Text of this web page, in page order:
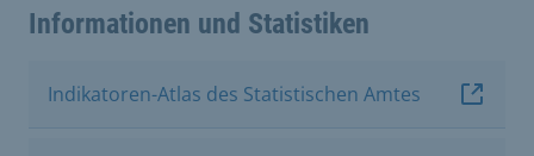
Informationen und Statistiken
Indikatoren-Atlas des Statistischen Amtes